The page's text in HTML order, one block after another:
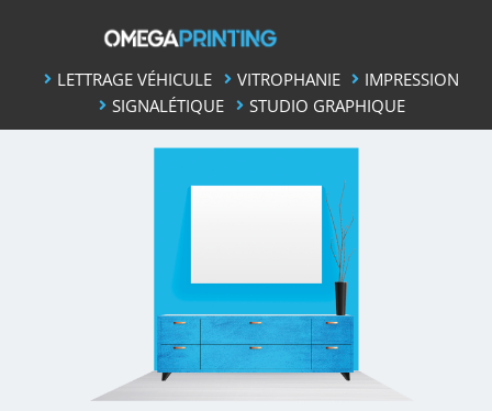
LETTRAGE VÉHICULE VITROPHANIE
IMPRESSION
SIGNALÉTIQUE
STUDIO GRAPHIQUE